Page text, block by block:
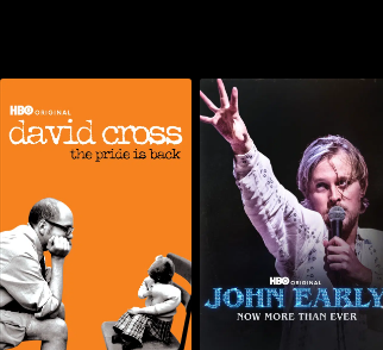
جون إيرلي: نيو مور ذا إيفر ديفيد كروس: ذا برايد إز باك